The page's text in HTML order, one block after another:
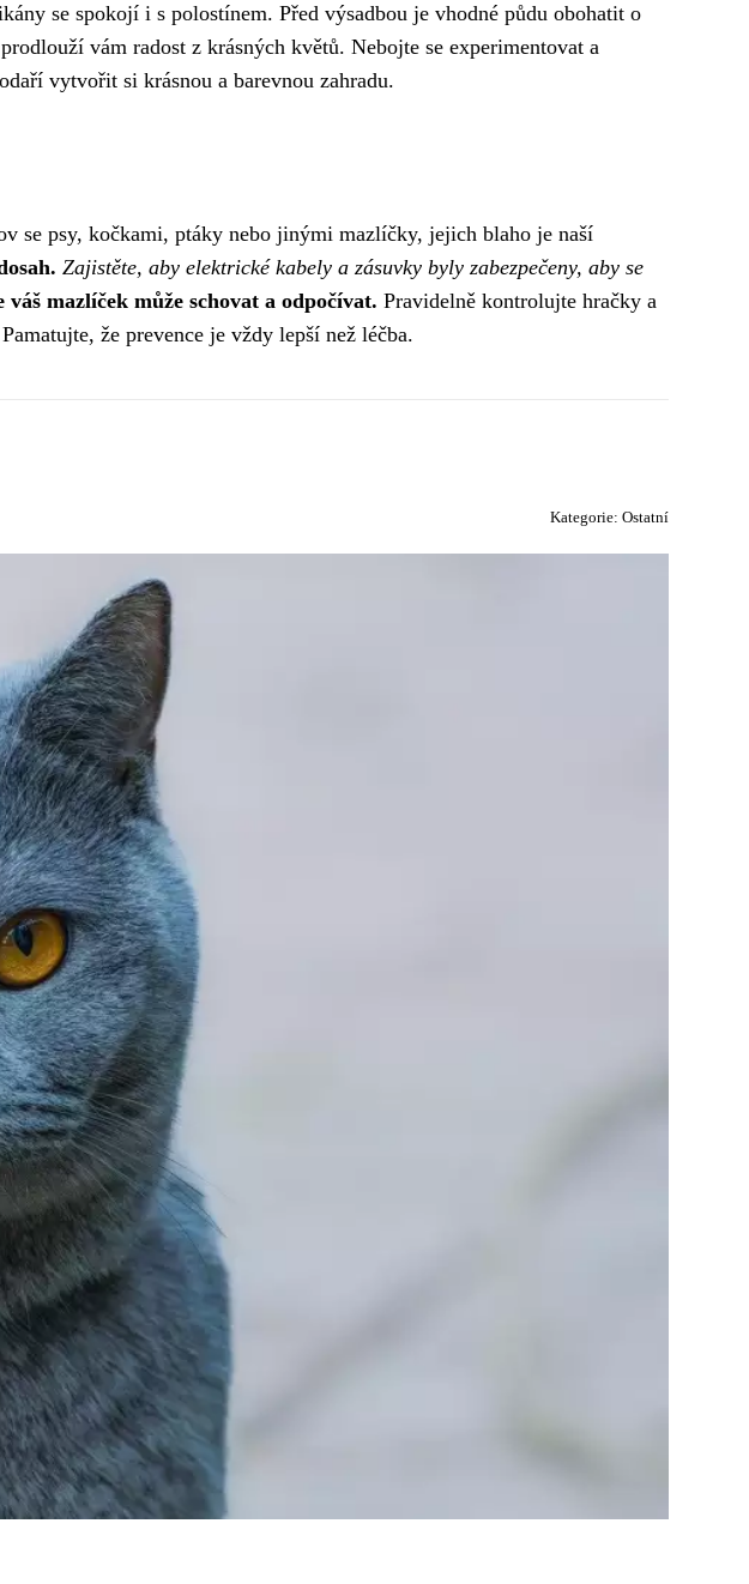
se spokojí i s polostínem. Před výsadbou je vhodné půdu obohatit o
vám radost z krásných květů. Nebojte se experimentovat a
vytvořit si krásnou a barevnou zahradu.
se psy, kočkami, ptáky nebo jinými mazlíčky, jejich blaho je naší
Zajistěte, aby elektrické kabely a zásuvky byly zabezpečeny, aby se
mazlíček může schovat a odpočívat. Pravidelně kontrolujte hračky a
že prevence je vždy lepší než léčba.
Kategorie: Ostatní